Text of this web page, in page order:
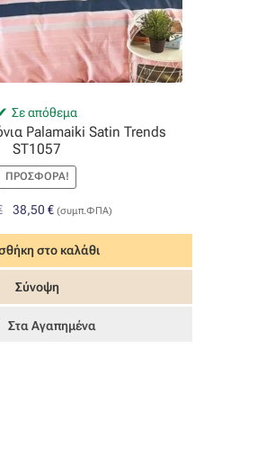
Σε απόθεμα
Palamaiki Satin Trends
ST1057
ΠΡΟΣΦΟΡΆ!
Original
was:
55,00 €.
38,50€Η
τιμή
είναι:
38,50 €.
(συμπ.ΦΠΑ)
στο καλάθι
Σύνοψη
Στα Αγαπημένα